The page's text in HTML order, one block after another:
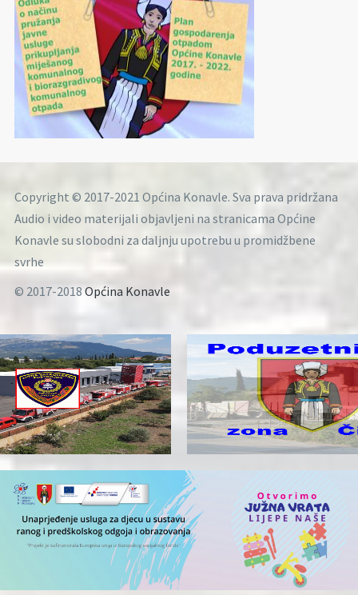
Copyright © 2017-2021 Općina Konavle. Sva prava pridržana
Audio i video materijali objavljeni na stranicama Općine
Konavle su slobodni za daljnju upotrebu u promidžbene
svrhe
© 2017-2018 Općina Konavle